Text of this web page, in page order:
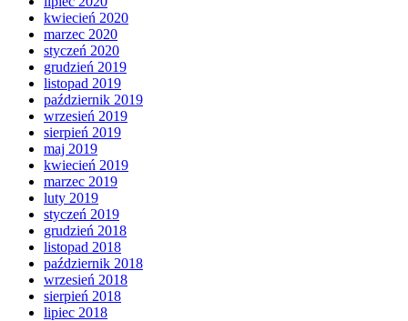
kwiecień 2020
marzec 2020
styczeń 2020
grudzień 2019
listopad 2019
październik 2019
wrzesień 2019
sierpień 2019
maj 2019
kwiecień 2019
marzec 2019
luty 2019
styczeń 2019
grudzień 2018
listopad 2018
październik 2018
wrzesień 2018
sierpień 2018
lipiec 2018